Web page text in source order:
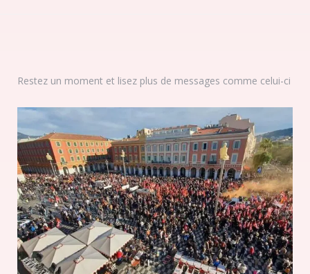
Restez un moment et lisez plus de messages comme celui-ci